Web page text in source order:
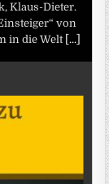
Klaus-Dieter.
von
in die Welt [...]